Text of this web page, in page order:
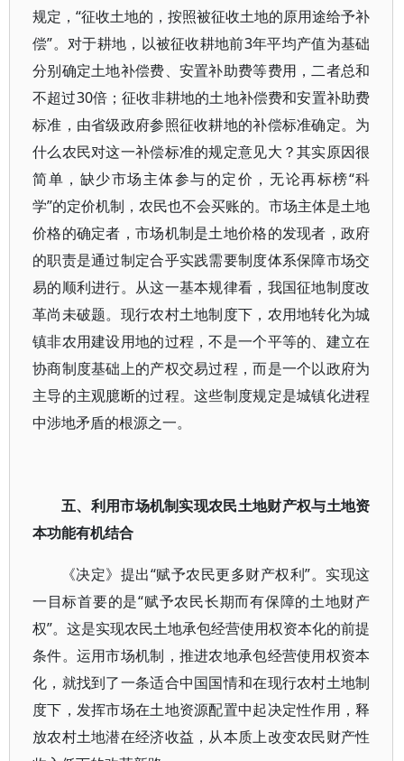
规定，“征收土地的，按照被征收土地的原用途给予补
偿”。对于耕地，以被征收耕地前3年平均产值为基础
分别确定土地补偿费、安置补助费等费用，二者总和
不超过30倍；征收非耕地的土地补偿费和安置补助费
标准，由省级政府参照征收耕地的补偿标准确定。为
什么农民对这一补偿标准的规定意见大？其实原因很
简单，缺少市场主体参与的定价，无论再标榜“科
学”的定价机制，农民也不会买账的。市场主体是土地
价格的确定者，市场机制是土地价格的发现者，政府
的职责是通过制定合乎实践需要制度体系保障市场交
易的顺利进行。从这一基本规律看，我国征地制度改
革尚未破题。现行农村土地制度下，农用地转化为城
镇非农用建设用地的过程，不是一个平等的、建立在
协商制度基础上的产权交易过程，而是一个以政府为
主导的主观臆断的过程。这些制度规定是城镇化进程
中涉地矛盾的根源之一。
五、利用市场机制实现农民土地财产权与土地资
本功能有机结合
《决定》提出“赋予农民更多财产权利”。实现这
一目标首要的是“赋予农民长期而有保障的土地财产
权”。这是实现农民土地承包经营使用权资本化的前提
条件。运用市场机制，推进农地承包经营使用权资本
化，就找到了一条适合中国国情和在现行农村土地制
度下，发挥市场在土地资源配置中起决定性作用，释
放农村土地潜在经济收益，从本质上改变农民财产性